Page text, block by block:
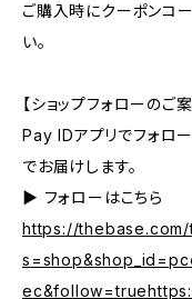
ご購入時にクーポンコ
い。
【ショップフォローのご案
Pay IDアプリでフォロ
でお届けします。
▶︎ フォローはこちら
https://thebase.com/